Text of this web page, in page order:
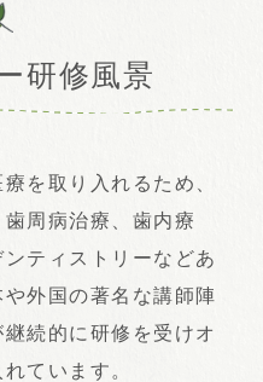
研修風景
を取り入れるため、
周病治療、歯内療
ティストリーなどあ
外国の著名な講師陣
続的に研修を受けオ
ています。